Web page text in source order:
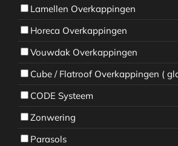
Lamellen Overkappingen
Horeca Overkappingen
Vouwdak Overkappingen
Cube / Flatroof Overkappingen (
CODE Systeem
Zonwering
Parasols